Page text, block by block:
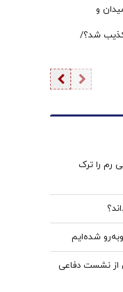
و
شد؟/
رم را ترک
شده‌ایم
از نشست دفاعی